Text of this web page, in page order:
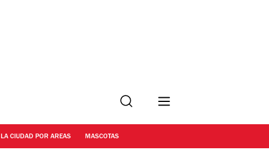
Buscar
LA CIUDAD POR AREAS MASCOTAS